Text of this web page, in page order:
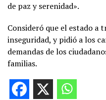
de paz y serenidad».
Consideró que el estado a
inseguridad, y pidió a los
demandas de los
familias.